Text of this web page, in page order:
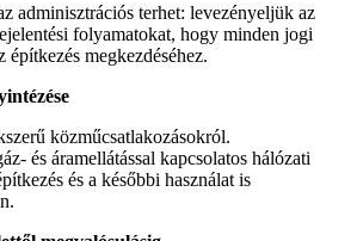
adminisztrációs terhet: levezényeljük az
folyamatokat, hogy minden jogi
építkezés megkezdéséhez.
közműcsatlakozásokról.
és áramellátással kapcsolatos hálózati
és a későbbi használat is